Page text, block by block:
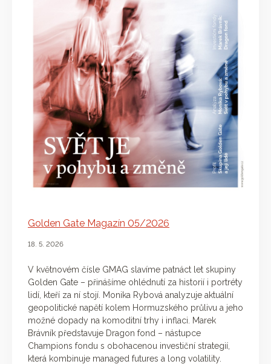
Golden Gate Magazín 05/2026
18. 5. 2026
V květnovém čísle GMAG slavíme patnáct let skupiny
Golden Gate – přinášíme ohlédnutí za historií i portréty
lidí, kteří za ní stojí. Monika Rybová analyzuje aktuální
geopolitické napětí kolem Hormuzského průlivu a jeho
možné dopady na komoditní trhy i inflaci. Marek
Brávník představuje Dragon fond – nástupce
Champions fondu s obohacenou investiční strategií,
která kombinuje managed futures a long volatility.